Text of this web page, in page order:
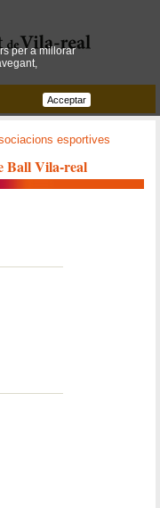
esportives
Ball Vila-real
per a millorar
Acceptar